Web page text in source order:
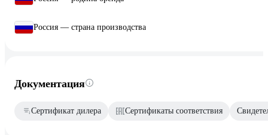
Россия — страна производства
Документация
Сертификат дилера Сертификаты соответствия